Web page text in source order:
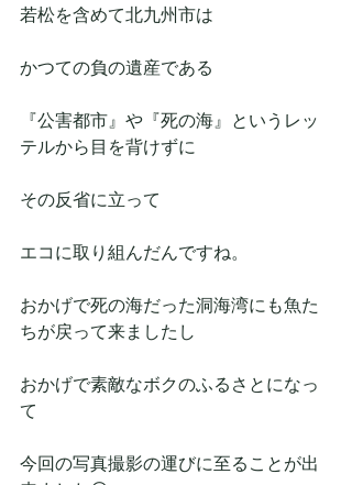
若松を含めて北九州市は
かつての負の遺産である
『公害都市』や『死の海』というレッ
テルから目を背けずに
その反省に立って
エコに取り組んだんですね。
おかげで死の海だった洞海湾にも魚た
ちが戻って来ましたし
おかげで素敵なボクのふるさとになっ
て
今回の写真撮影の運びに至ることが出